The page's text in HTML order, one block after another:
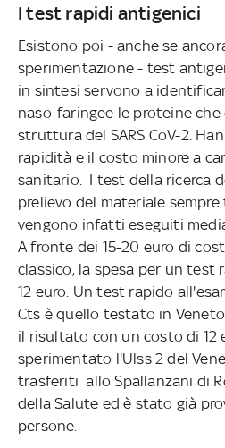
I test rapidi antigenici
Esistono poi - anche se
sperimentazione - test
in sintesi servono a
naso-faringee le proteine
struttura del SARS CoV-2.
rapidità e il costo minore a
sanitario. I test della ricerca
prelievo del materiale
vengono infatti eseguiti
A fronte dei 15-20 euro di
classico, la spesa per un test
12 euro. Un test rapido
Cts è quello testato in
il risultato con un costo di 12
sperimentato l'Ulss 2 del
trasferiti allo Spallanzani di
della Salute ed è stato già
persone.